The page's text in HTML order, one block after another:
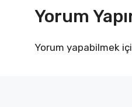
Yorum
Yorum yapabilmek